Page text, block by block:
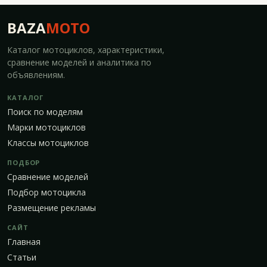
BAZAMOTO
Каталог мотоциклов, характеристики,
сравнение моделей и аналитика по
объявлениям.
КАТАЛОГ
Поиск по моделям
Марки мотоциклов
Классы мотоциклов
ПОДБОР
Сравнение моделей
Подбор мотоцикла
Размещение рекламы
САЙТ
Главная
Статьи